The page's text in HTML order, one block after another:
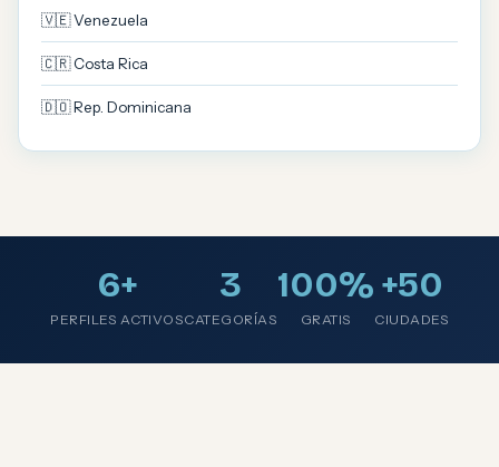
🇻🇪 Venezuela
🇨🇷 Costa Rica
🇩🇴 Rep. Dominicana
6+
PERFILES ACTIVOS
3
CATEGORÍAS
100%
GRATIS
+50
CIUDADES